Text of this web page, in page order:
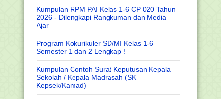
Kumpulan RPM PAI Kelas 1-6 CP 020 Tahun
2026 - Dilengkapi Rangkuman dan Media
Ajar
Program Kokurikuler SD/MI Kelas 1-6
Semester 1 dan 2 Lengkap !
Kumpulan Contoh Surat Keputusan Kepala
Sekolah / Kepala Madrasah (SK
Kepsek/Kamad)